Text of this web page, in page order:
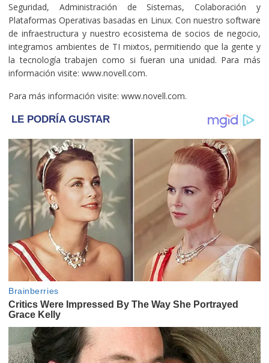
Seguridad, Administración de Sistemas, Colaboración y
Plataformas Operativas basadas en Linux. Con nuestro software
de infraestructura y nuestro ecosistema de socios de negocio,
integramos ambientes de TI mixtos, permitiendo que la gente y
la tecnología trabajen como si fueran una unidad. Para más
información visite: www.novell.com.
Para más información visite: www.novell.com.